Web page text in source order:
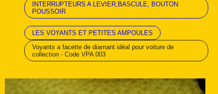
INTERRUPTEURS A LEVIER,BASCULE, BOUTON
POUSSOIR
LES VOYANTS ET PETITES AMPOULES
Voyants a facette de diamant idéal pour voiture de
collection - Code VPA 003